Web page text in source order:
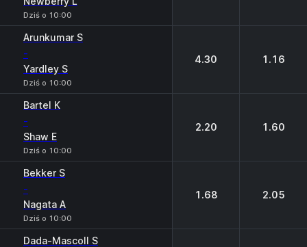
Dziś o 10:00
Arunkumar S
-
Yardley S
Dziś o 10:00
4.30 1.16
Bartel K
-
Shaw E
Dziś o 10:00
2.20 1.60
Bekker S
-
Nagata A
Dziś o 10:00
1.68 2.05
Dada-Mascoll S